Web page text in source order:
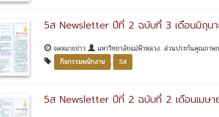
5ส Newsletter ปีที่ 2 ฉบับที่ 3 เดือนมิถุน
จดหมายข่าว มหาวิทยาลัยแม่ฟ้าหลวง. ส่วนประกันคุณภาพ
กิจกรรมพนักงาน
, 5ส
5ส Newsletter ปีที่ 2 ฉบับที่ 2 เดือนเมษ